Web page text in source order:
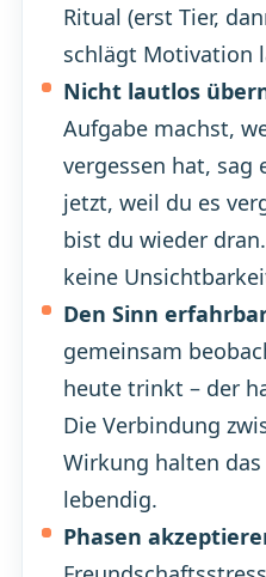
Ritual (erst Tier,
schlägt Motivation
Nicht lautlos
Aufgabe machst,
vergessen hat, sag
jetzt, weil du es
bist du wieder
keine
Den Sinn
gemeinsam
heute trinkt – der
Die Verbindung
Wirkung halten
lebendig.
Phasen